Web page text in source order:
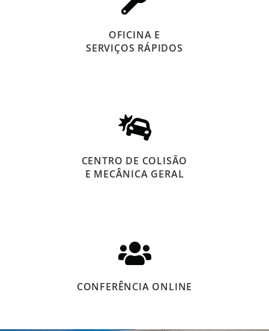
OFICINA E
SERVIÇOS RÁPIDOS
CENTRO DE COLISÃO
E MECÂNICA GERAL
CONFERÊNCIA ONLINE